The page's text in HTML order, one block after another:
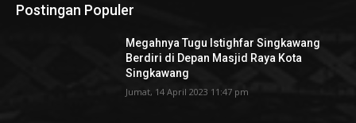
Postingan Populer
Megahnya Tugu Istighfar Singkawang
Berdiri di Depan Masjid Raya Kota
Singkawang
Jumat, 14 April 2023 11:47 pm